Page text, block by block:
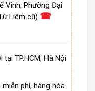
Vinh, Phường Đại
Liêm cũ) ☎
TP.HCM, Hà Nội
phí, hàng hóa